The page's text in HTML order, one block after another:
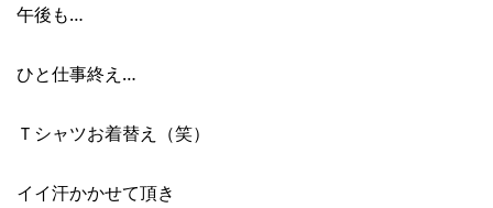
午後も…
ひと仕事終え…
Ｔシャツお着替え（笑）
イイ汗かかせて頂き